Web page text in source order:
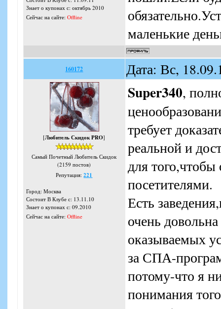
Знает о купонах с: октябрь 2010
Сейчас на сайте: Offline
маленькие
160172 Дата: Вс,
[Любитель Скидок PRO]
Самый Почетный Любитель Скидок
(2159 постов)
Репутация:221
Город: Москва
Состоит В Клубе с: 13.11.10
Знает о купонах с: 09.2010
Сейчас на сайте: Offline
Super340,
требует
реальной и
для того,чтобы
посетителями.
Есть
очень
оказываемых
за СПА-
потому-что я
понимания